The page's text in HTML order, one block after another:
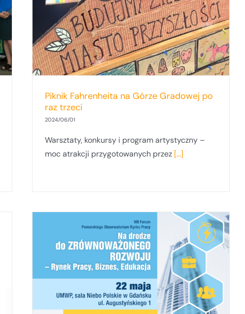
Piknik Fahrenheita na Górze Gradowej po
raz trzeci
2024/06/01
Warsztaty, konkursy i program artystyczny –
moc atrakcji przygotowanych przez [...]